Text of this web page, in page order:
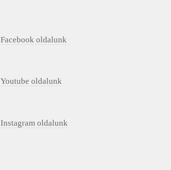
Facebook oldalunk
Youtube oldalunk
Instagram oldalunk